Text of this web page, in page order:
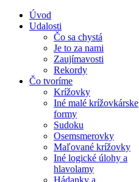
Úvod
Udalosti
Čo sa chystá
Je to za nami
Zaujímavosti
Rekordy
Čo tvoríme
Krížovky
Iné malé krížovkárske
formy
Sudoku
Osemsmerovky
Maľované krížovky
Iné logické úlohy a
hlavolamy
Hádanky a